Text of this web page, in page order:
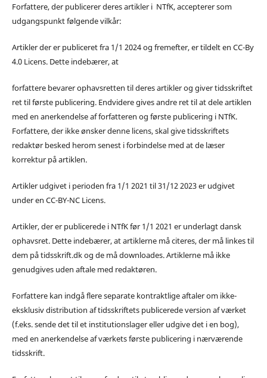
Forfattere, der publicerer deres artikler i NTfK, accepterer som
udgangspunkt følgende vilkår:
Artikler der er publiceret fra 1/1 2024 og fremefter, er tildelt en CC-By
4.0 Licens. Dette indebærer, at
forfattere bevarer ophavsretten til deres artikler og giver tidsskriftet
ret til første publicering. Endvidere gives andre ret til at dele artiklen
med en anerkendelse af forfatteren og første publicering i NTfK.
Forfattere, der ikke ønsker denne licens, skal give tidsskriftets
redaktør besked herom senest i forbindelse med at de læser
korrektur på artiklen.
Artikler udgivet i perioden fra 1/1 2021 til 31/12 2023 er udgivet
under en CC-BY-NC Licens.
Artikler, der er publicerede i NTfK før 1/1 2021 er underlagt dansk
ophavsret. Dette indebærer, at artiklerne må citeres, der må linkes til
dem på tidsskrift.dk og de må downloades. Artiklerne må ikke
genudgives uden aftale med redaktøren.
Forfattere kan indgå flere separate kontraktlige aftaler om ikke-
eksklusiv distribution af tidsskriftets publicerede version af værket
(f.eks. sende det til et institutionslager eller udgive det i en bog),
med en anerkendelse af værkets første publicering i nærværende
tidsskrift.